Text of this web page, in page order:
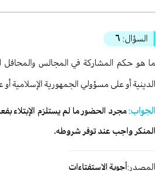
السؤال: ٦
ما هو حكم المشاركة في المجالس والمحافل
الدينية أو على مسؤولي الجمهورية الإسلامية
الجواب:مجرد الحضور ما لم يستلزم الإبتلاء
المنكر واجب عند توفر شروطه.
المصدر:أجوبة الاستفتاءات